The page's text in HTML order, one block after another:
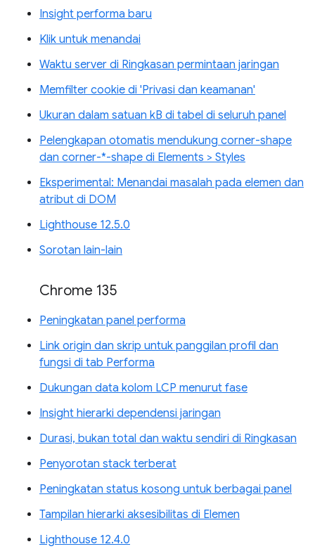
Insight performa baru
Klik untuk menandai
Waktu server di Ringkasan permintaan jaringan
Memfilter cookie di 'Privasi dan keamanan'
Ukuran dalam satuan kB di tabel di seluruh panel
Pelengkapan otomatis mendukung corner-shape
dan corner-*-shape di Elements > Styles
Eksperimental: Menandai masalah pada elemen dan
atribut di DOM
Lighthouse 12.5.0
Sorotan lain-lain
Chrome 135
Peningkatan panel performa
Link origin dan skrip untuk panggilan profil dan
fungsi di tab Performa
Dukungan data kolom LCP menurut fase
Insight hierarki dependensi jaringan
Durasi, bukan total dan waktu sendiri di Ringkasan
Penyorotan stack terberat
Peningkatan status kosong untuk berbagai panel
Tampilan hierarki aksesibilitas di Elemen
Lighthouse 12.4.0